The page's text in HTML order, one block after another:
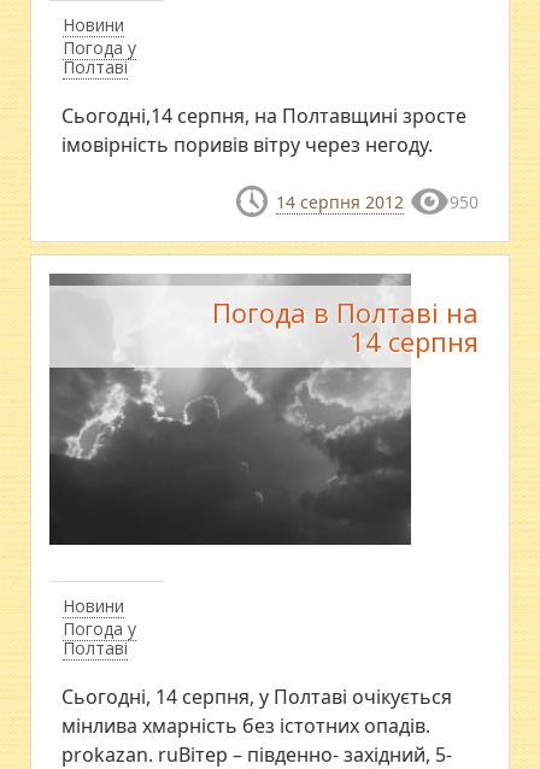
Новини
Погода у
Полтаві
Сьогодні,14 серпня, на Полтавщині зросте
імовірність поривів вітру через негоду.
14 серпня 2012 950
Новини
Погода у
Полтаві
Погода в Полтаві на
14 серпня
Сьогодні, 14 серпня, у Полтаві очікується
мінлива хмарність без істотних опадів.
prokazan. ruВітер – південно- західний, 5-